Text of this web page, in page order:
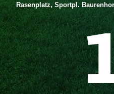
Rasenplatz, Sportpl.